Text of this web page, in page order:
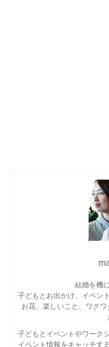
結婚を機
子どもとお出かけ、イベン
お花、楽しいこと、ワク
子どもとイベントやワーク
イベント情報をキャッチす